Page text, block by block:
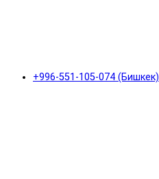
+996-551-105-074 (Бишкек)